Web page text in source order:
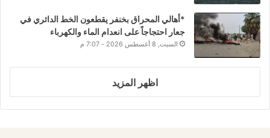
*أهالي المحراق بخنفر يقطعون الخط الدائري في
جعار احتجاجاً على انعدام الماء والكهرباء
السبت, 8 أغسطس 2026 - 7:07 م
اظهر المزيد